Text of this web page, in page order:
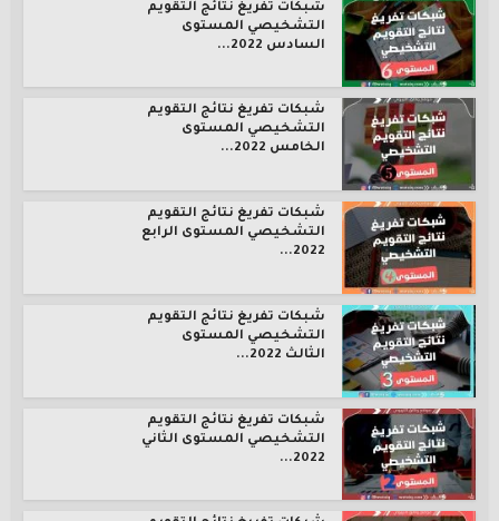
شبكات تفريغ نتائج التقويم
التشخيصي المستوى
السادس 2022...
شبكات تفريغ نتائج التقويم
التشخيصي المستوى
الخامس 2022...
شبكات تفريغ نتائج التقويم
التشخيصي المستوى الرابع
2022...
شبكات تفريغ نتائج التقويم
التشخيصي المستوى
الثالث 2022...
شبكات تفريغ نتائج التقويم
التشخيصي المستوى الثاني
2022...